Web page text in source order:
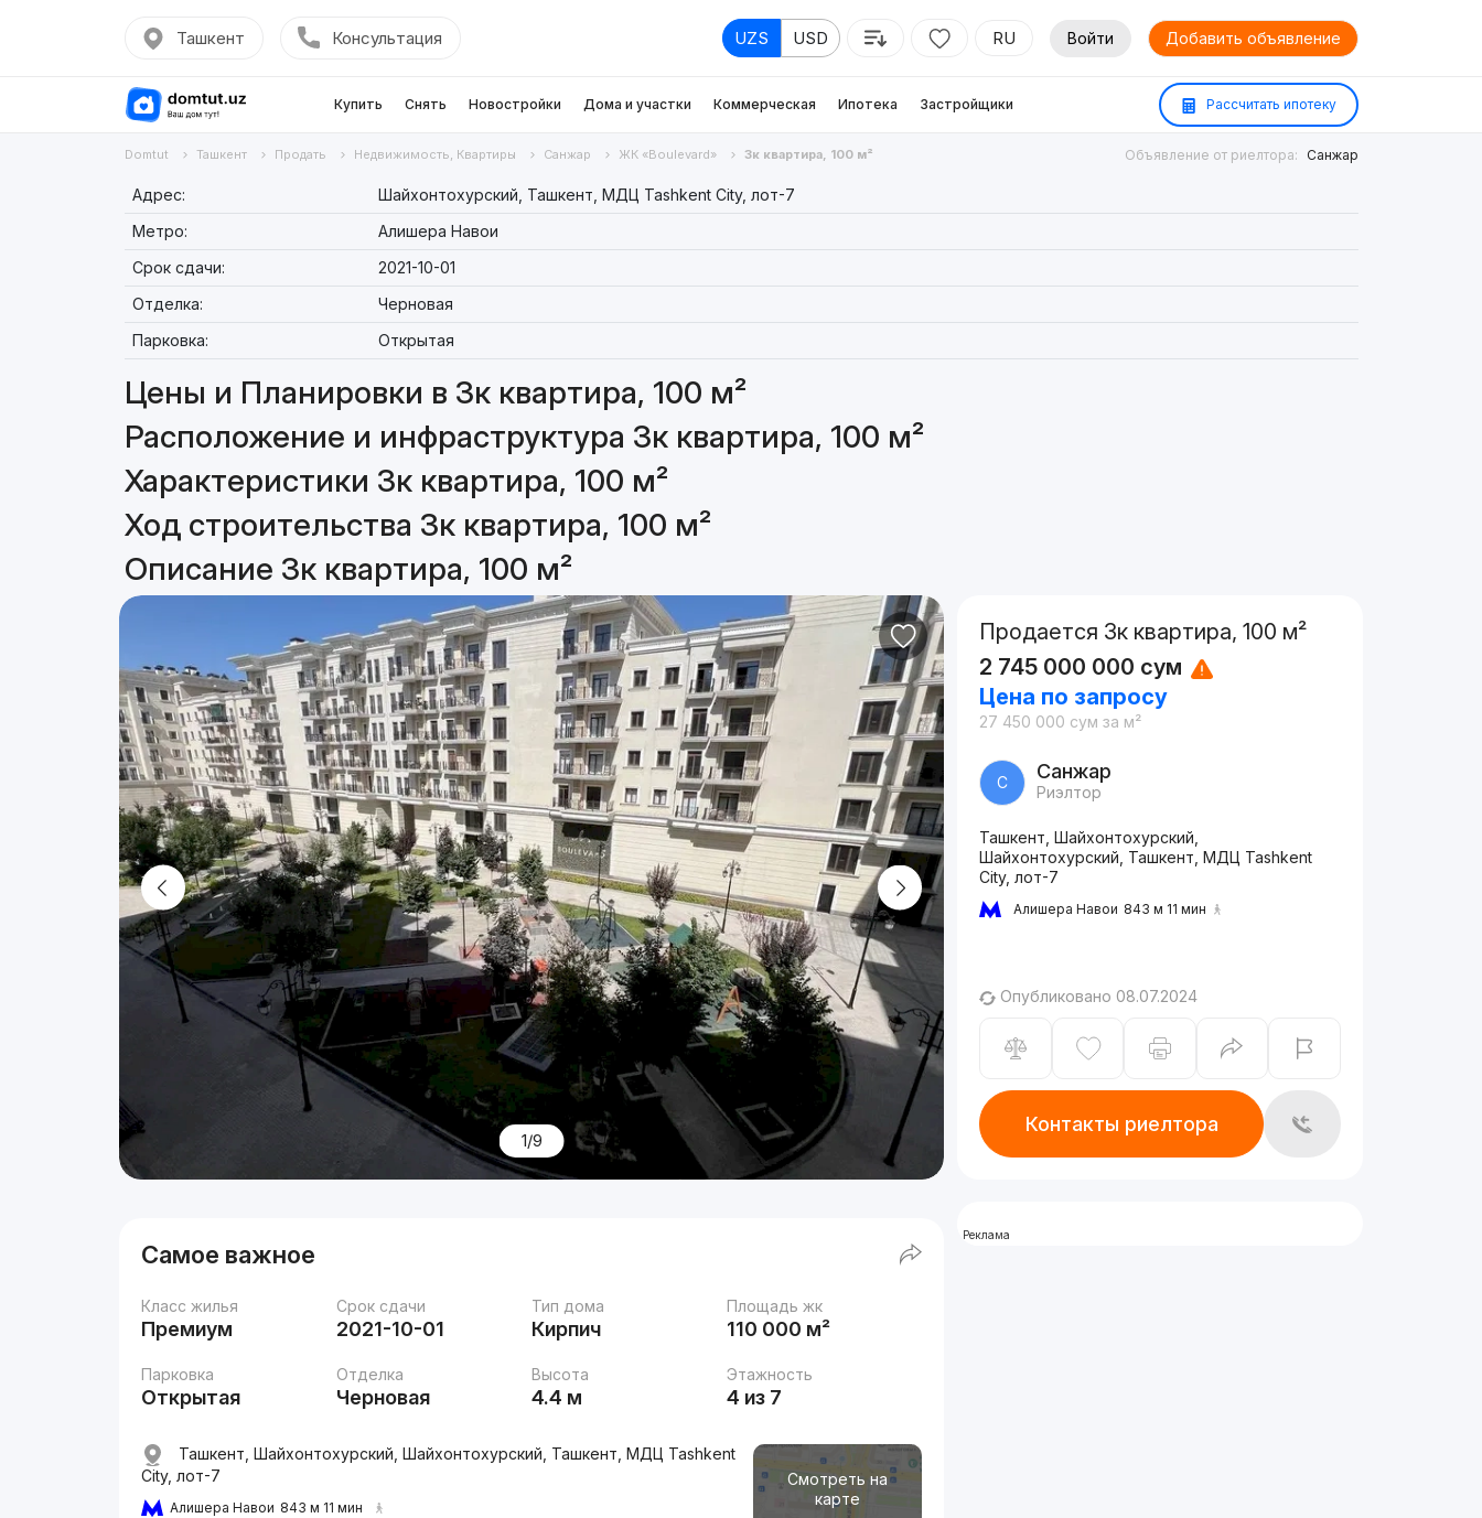
Ташкент Консультация UZS USD RU Войти Добавить объявление
Купить Снять Новостройки Дома и участки Коммерческая Ипотека Застройщики Рассчитать ипотеку
Domtut Ташкент Продать Недвижимость, Квартиры Санжар ЖК «Boulevard» 3к квартира, 100 м² Объявление от риелтора: Санжар
Адрес:
Шайхонтохурский, Ташкент, МДЦ Tashkent City, лот-7
Метро:
Алишера Навои
Срок сдачи:
2021-10-01
Отделка:
Черновая
Парковка:
Открытая
Цены и Планировки в 3к квартира, 100 м²
Расположение и инфраструктура 3к квартира, 100 м²
Характеристики 3к квартира, 100 м²
Ход строительства 3к квартира, 100 м²
Описание 3к квартира, 100 м²
1/9
Самое важное
Класс жилья
Премиум
Срок сдачи
2021-10-01
Тип дома
Кирпич
Площадь жк
110 000 м²
Парковка
Открытая
Отделка
Черновая
Высота
4.4 м
Этажность
4 из 7
Смотреть на
карте
Ташкент, Шайхонтохурский, Шайхонтохурский, Ташкент, МДЦ Tashkent
City, лот-7
Алишера Навои 843 м 11 мин
Продается 3к квартира, 100 м²
2 745 000 000 сум
Цена по запросу
27 450 000 сум за м²
С Санжар
Риэлтор
Ташкент, Шайхонтохурский,
Шайхонтохурский, Ташкент, МДЦ Tashkent
City, лот-7
Алишера Навои 843 м 11 мин
Опубликовано 08.07.2024
Контакты риелтора
Реклама